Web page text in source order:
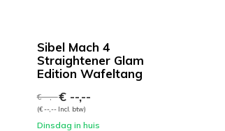
Sibel Mach 4
Straightener Glam
Edition Wafeltang
€ --,--€ --,--
(€ --,-- Incl. btw)
Dinsdag in huis